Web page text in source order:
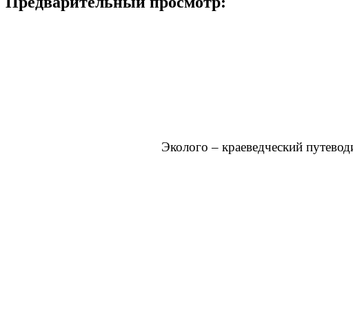
Эколого – краеведческий